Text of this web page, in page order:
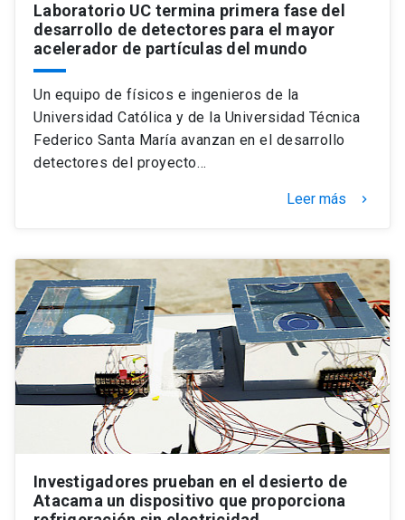
Laboratorio UC termina primera fase del
desarrollo de detectores para el mayor
acelerador de partículas del mundo
Un equipo de físicos e ingenieros de la
Universidad Católica y de la Universidad Técnica
Federico Santa María avanzan en el desarrollo
detectores del proyecto…
Leer más keyboard_arrow_right
Investigadores prueban en el desierto de
Atacama un dispositivo que proporciona